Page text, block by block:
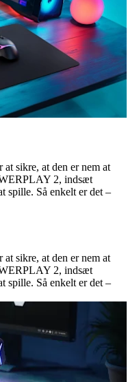
sikre, at den er nem at
2, indsæt
spille. Så enkelt er det –
sikre, at den er nem at
2, indsæt
spille. Så enkelt er det –